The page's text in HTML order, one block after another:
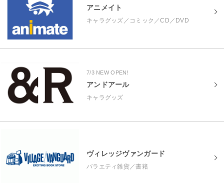
アニメイト
キャラグッズ／コミック／CD／DVD
7/3 NEW OPEN!
アンドアール
キャラグッズ
ヴィレッジヴァンガード
バラエティ雑貨／書籍